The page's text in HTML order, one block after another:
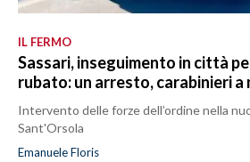
IL FERMO
Sassari, inseguimento in città
rubato: un arresto, carabinieri
Intervento delle forze dell’ordine nella
Sant'Orsola
Emanuele Floris